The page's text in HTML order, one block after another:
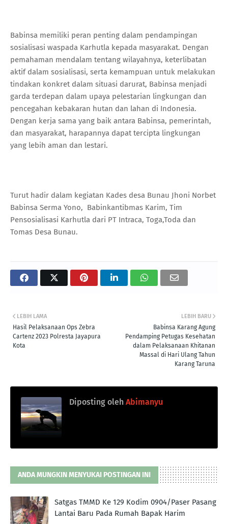
Babinsa memiliki peran penting dalam pendampingan
sosialisasi waspada Karhutla kepada masyarakat. Dengan
pemahaman mendalam tentang wilayahnya, keterlibatan
aktif dalam sosialisasi, serta kemampuan untuk melakukan
tindakan konkret dalam situasi darurat, Babinsa menjadi
garda terdepan dalam upaya pelestarian lingkungan dan
pencegahan kebakaran hutan dan lahan di Indonesia.
Dengan kerja sama yang baik antara Babinsa, pemerintah,
dan masyarakat, harapannya dapat tercipta lingkungan
yang lebih aman dan lestari.
Turut hadir dalam kegiatan Kades desa Bunau Jhoni Norbet
Babinsa Serma Yono, Babinkantibmas Karim, Tim
Pensosialisasi Karhutla dari PT Intraca, Toga,Toda dan
Tomas Desa Bunau.
LEBIH BARU
Babinsa Karang Agung
Pendamping Petugas Kesehatan
dalam Pelaksanaan Khitanan
Massal di Hari Ulang Tahun
Karang Taruna
LEBIH LAMA
Hasil Pelaksanaan Ops Zebra
Cartenz 2023 Polresta Jayapura
Kota
Diposting oleh Abimanyu
ANDA MUNGKIN MENYUKAI POSTINGAN INI
Satgas TMMD Ke 129 Kodim 0904/Paser Pasang
Lantai Baru Pada Rumah Bapak Harim